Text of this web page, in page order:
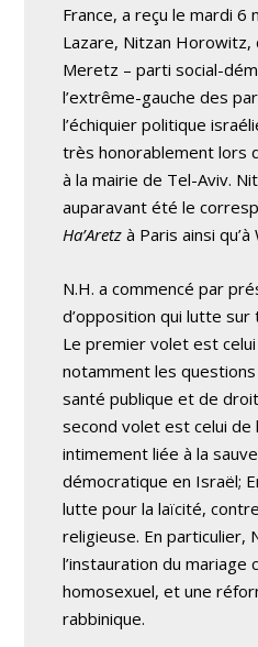
France, a reçu le mardi 6
Lazare, Nitzan Horowitz,
Meretz – parti social-
l’extrême-gauche des
l’échiquier politique
très honorablement lors
à la mairie de Tel-Aviv.
auparavant été le
Ha’Aretz à Paris ainsi
N.H. a commencé par
d’opposition qui lutte
Le premier volet est
notamment les
santé publique et de
second volet est celui de
intimement liée à la
démocratique en Israël;
lutte pour la laïcité,
religieuse. En particulier,
l’instauration du mariage
homosexuel, et une
rabbinique.